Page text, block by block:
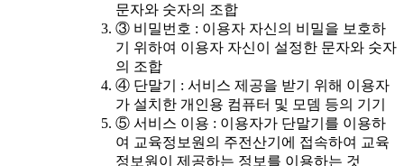
문자와 숫자의 조합
③ 비밀번호 : 이용자 자신의 비밀을 보호하
기 위하여 이용자 자신이 설정한 문자와 숫자
의 조합
④ 단말기 : 서비스 제공을 받기 위해 이용자
가 설치한 개인용 컴퓨터 및 모뎀 등의 기기
⑤ 서비스 이용 : 이용자가 단말기를 이용하
여 교육정보원의 주전산기에 접속하여 교육
정보원이 제공하는 정보를 이용하는 것